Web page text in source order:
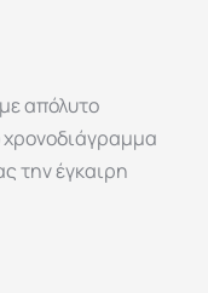
απόλυτο
χρονοδιάγραμμα
την έγκαιρη